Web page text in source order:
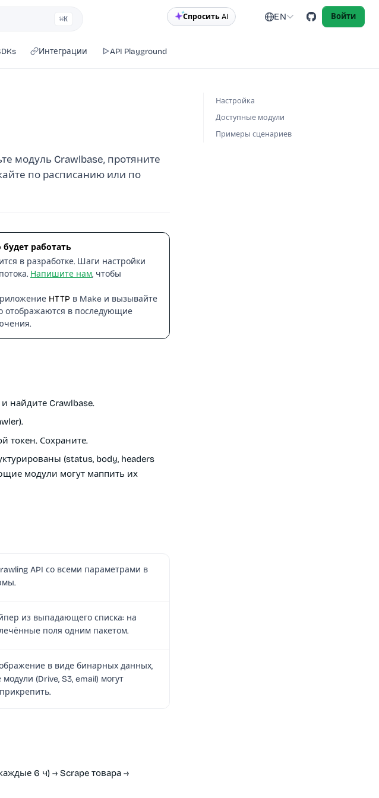
⌘K Спросить AI EN Войти
Интеграции API Playground
модуль Crawlbase, протяните
по расписанию или по
работать
в разработке. Шаги настройки
Напишите нам, чтобы
HTTP в Make и вызывайте
отображаются в последующие
и найдите Crawlbase.
токен. Сохраните.
(status, body, headers
модули могут маппить их
API со всеми параметрами в
из выпадающего списка: на
поля одним пакетом.
в виде бинарных данных,
(Drive, S3, email) могут
6 ч) → Scrape товара →
Настройка
Доступные модули
Примеры сценариев